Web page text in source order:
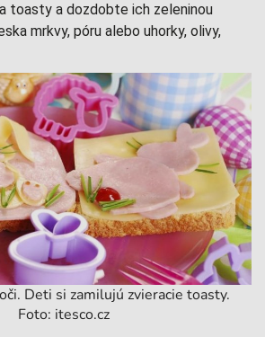
toasty a dozdobte ich zeleninou
mrkvy, póru alebo uhorky, olivy,
Deti si zamilujú zvieracie toasty.
Foto: itesco.cz